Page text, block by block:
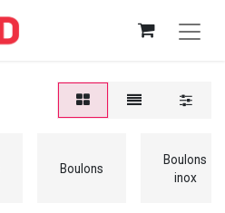
Boulons
Boulons
inox